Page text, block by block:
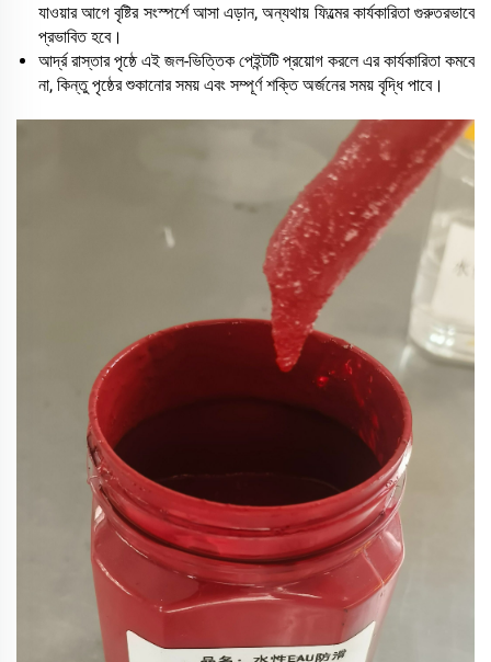
যাওয়ার আগে বৃষ্টির সংস্পর্শে আসা এড়ান, অন্যথায় ফিল্মের কার্যকারিতা গুরুতরভাবে
প্রভাবিত হবে।
আর্দ্র রাস্তার পৃষ্ঠে এই জল-ভিত্তিক পেইন্টটি প্রয়োগ করলে এর কার্যকারিতা কমবে
না, কিন্তু পৃষ্ঠের শুকানোর সময় এবং সম্পূর্ণ শক্তি অর্জনের সময় বৃদ্ধি পাবে।